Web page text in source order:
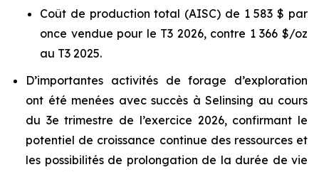
Coût de production total (AISC) de 1 583 $ par
once vendue pour le T3 2026, contre 1 366 $/oz
au T3 2025.
D’importantes activités de forage d’exploration
ont été menées avec succès à Selinsing au cours
du 3e trimestre de l’exercice 2026, confirmant le
potentiel de croissance continue des ressources et
les possibilités de prolongation de la durée de vie